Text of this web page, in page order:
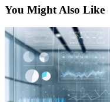
You Might Also Like